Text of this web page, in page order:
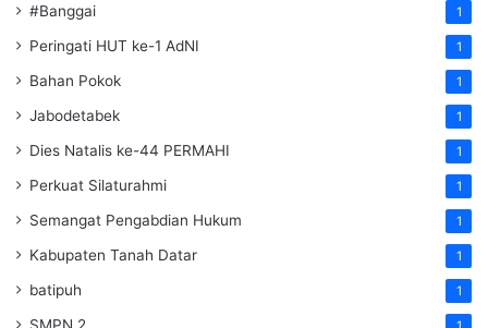
#Banggai 1
Peringati HUT ke-1 AdNI 1
Bahan Pokok 1
Jabodetabek 1
Dies Natalis ke-44 PERMAHI 1
Perkuat Silaturahmi 1
Semangat Pengabdian Hukum 1
Kabupaten Tanah Datar 1
batipuh 1